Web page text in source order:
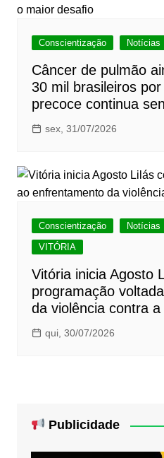
Conscientização Notícias
Câncer de pulmão
30 mil brasileiros
precoce continua
sex, 31/07/2026
Conscientização Notícias
VITÓRIA
Vitória inicia Agosto
programação
da violência contra
qui, 30/07/2026
Publicidade